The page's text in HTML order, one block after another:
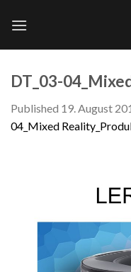
DT_03-
Published 19. August
04_Mixed